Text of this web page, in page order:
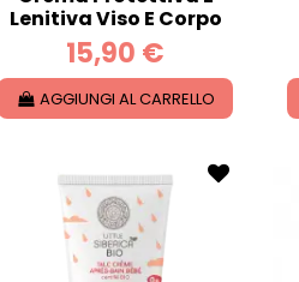
Lenitiva Viso E Corpo
15,90 €
AGGIUNGI AL CARRELLO